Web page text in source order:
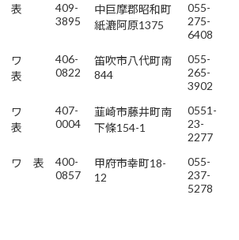
表
409-
3895
中巨摩郡昭和町
紙漉阿原1375
055-
275-
6408
ワ
表
406-
0822
笛吹市八代町南
844
055-
265-
3902
ワ
表
407-
0004
韮崎市藤井町南
下條154-1
0551-
23-
2277
ワ 表
400-
0857
甲府市幸町18-
12
055-
237-
5278